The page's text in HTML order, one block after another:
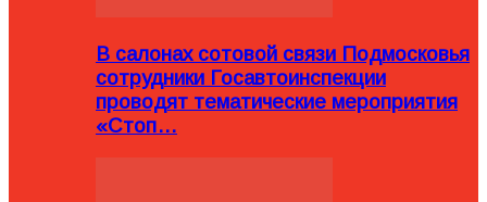
В салонах сотовой связи Подмосковья
сотрудники Госавтоинспекции
проводят тематические мероприятия
«Стоп…